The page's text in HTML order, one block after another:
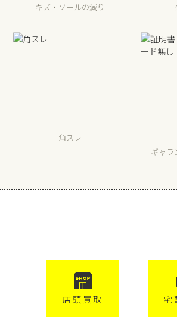
キズ・ソールの減り
角スレ
ギャラ
店頭買取 宅